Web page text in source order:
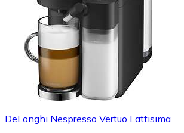
DeLonghi Nespresso Vertuo Lattisima